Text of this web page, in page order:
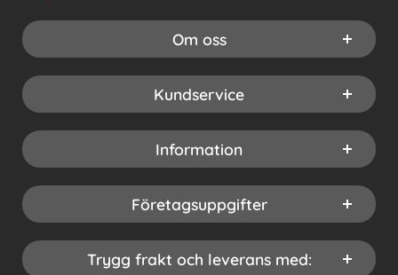
Om oss
Kundservice
Information
Företagsuppgifter
Trygg frakt och leverans med: